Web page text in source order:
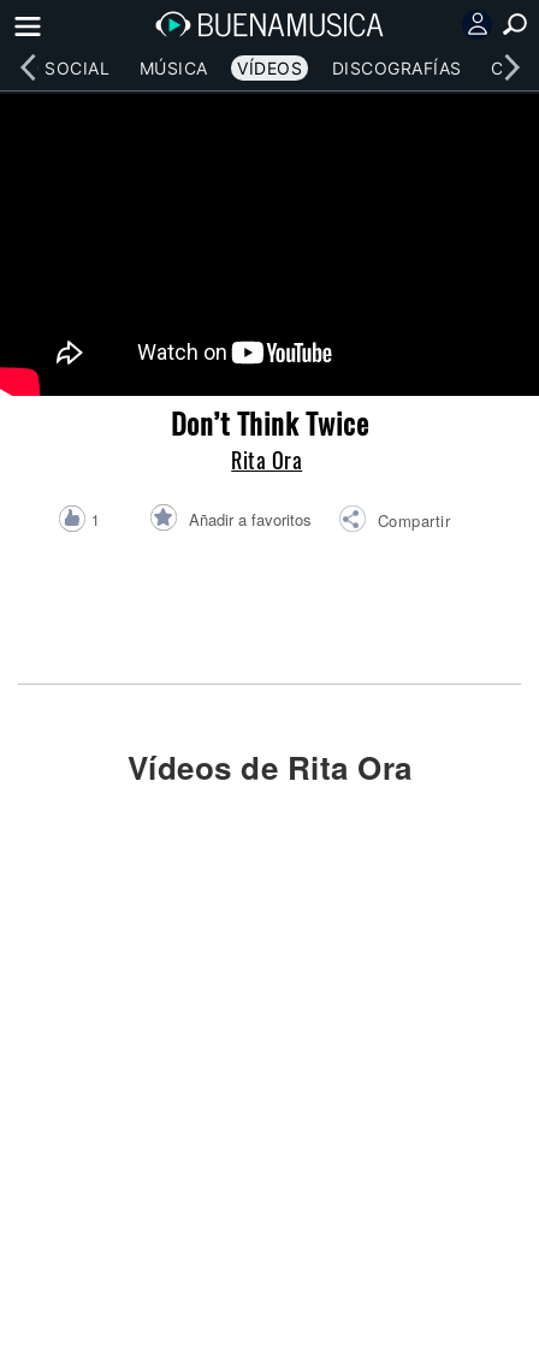
RED SOCIAL MÚSICA VÍDEOS DISCOGRAFÍAS
Don’t Think Twice
Rita Ora
1 Añadir a favoritos Compartir
Vídeos de Rita Ora